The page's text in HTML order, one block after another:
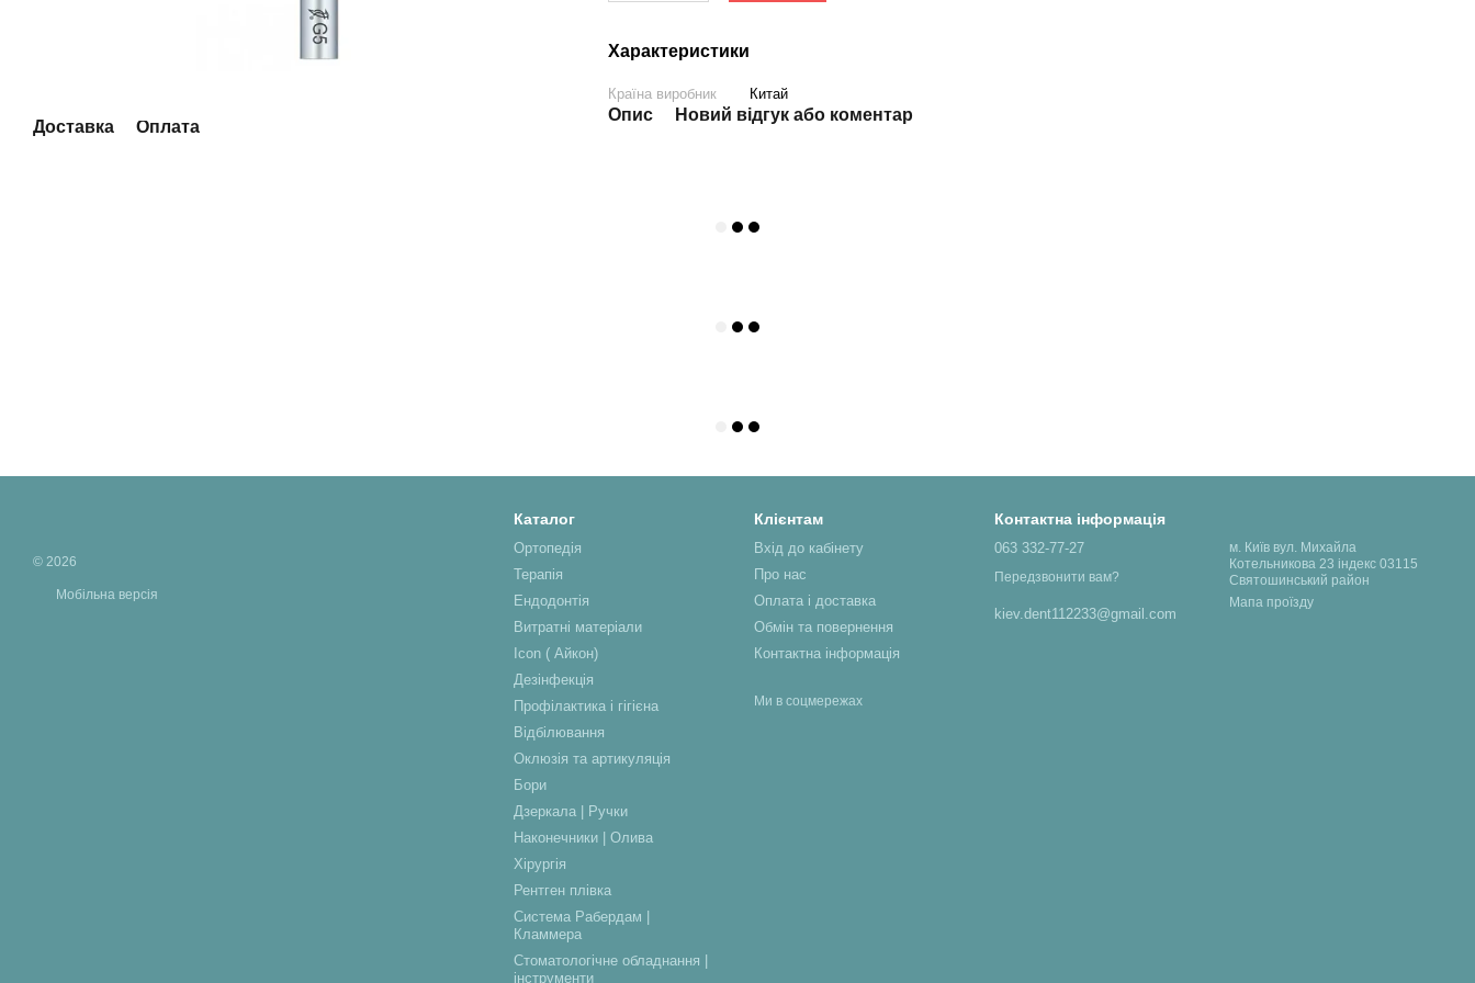
Доставка Оплата
Характеристики
Країна виробник Китай
Опис Новий відгук або коментар
© 2026
Мобільна версія
Каталог
Ортопедія
Терапія
Ендодонтія
Витратні матеріали
Icon ( Айкон)
Дезінфекція
Профілактика і гігієна
Відбілювання
Оклюзія та артикуляція
Бори
Дзеркала | Ручки
Наконечники | Олива
Хірургія
Рентген плівка
Система Рабердам |
Кламмера
Стоматологічне обладнання |
інструменти
Клієнтам
Вхід до кабінету
Про нас
Оплата і доставка
Обмін та повернення
Контактна інформація
Ми в соцмережах
Контактна інформація
063 332-77-27
Передзвонити вам?
kiev.dent112233@gmail.com
м. Київ вул. Михайла
Котельникова 23 індекс 03115
Святошинський район
Мапа проїзду